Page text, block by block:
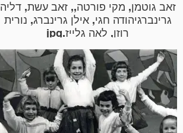
זאב גוטמן, מקי פורטה,, זאב עשת, דליה
גרינברגיהודה חגי, אילן גרינברג, נורית
רוזן, לאה גלייז.jpg